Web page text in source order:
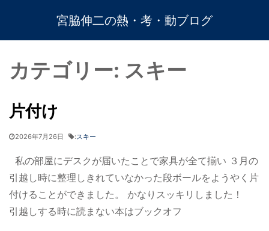
宮脇伸二の熱・考・動ブログ
カテゴリー: スキー
片付け
2026年7月26日 :スキー
私の部屋にデスクが届いたことで家具が全て揃い ３月の
引越し時に整理しきれていなかった段ボールをようやく片
付けることができました。 かなりスッキリしました！
引越しする時に読まない本はブックオフ